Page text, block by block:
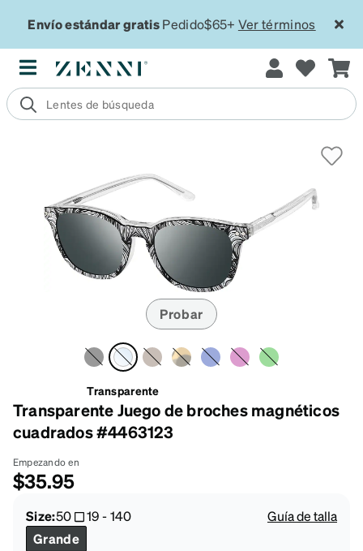
Envío estándar gratisPedido$65+ Ver términos
Probar
Transparente
Transparente Juego de broches magnéticos
cuadrados #4463123
Empezando en
$35.95
Size:50 19-140
Guía de talla
Grande